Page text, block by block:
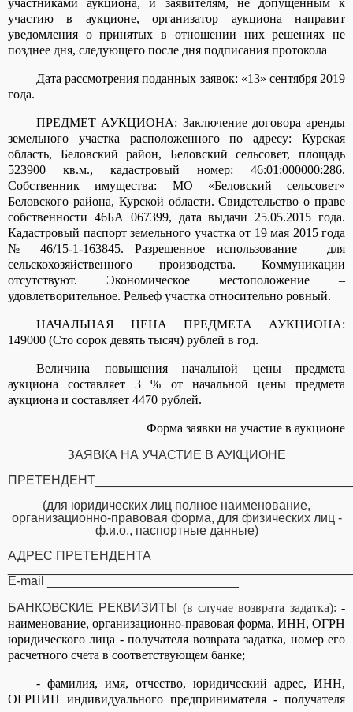
участниками аукциона, и заявителям, не допущенным к
участию в аукционе, организатор аукциона направит
уведомления о принятых в отношении них решениях не
позднее дня, следующего после дня подписания протокола
Дата рассмотрения поданных заявок: «13» сентября 2019
года.
ПРЕДМЕТ АУКЦИОНА: Заключение договора аренды
земельного участка расположенного по адресу: Курская
область, Беловский район, Беловский сельсовет, площадь
523900 кв.м., кадастровый номер: 46:01:000000:286.
Собственник имущества: МО «Беловский сельсовет»
Беловского района, Курской области. Свидетельство о праве
собственности 46БА 067399, дата выдачи 25.05.2015 года.
Кадастровый паспорт земельного участка от 19 мая 2015 года
№ 46/15-1-163845. Разрешенное использование – для
сельскохозяйственного производства. Коммуникации
отсутствуют. Экономическое местоположение –
удовлетворительное. Рельеф участка относительно ровный.
НАЧАЛЬНАЯ ЦЕНА ПРЕДМЕТА АУКЦИОНА:
149000 (Сто сорок девять тысяч) рублей в год.
Величина повышения начальной цены предмета
аукциона составляет 3 % от начальной цены предмета
аукциона и составляет 4470 рублей.
Форма заявки на участие в аукционе
ЗАЯВКА НА УЧАСТИЕ В АУКЦИОНЕ
ПРЕТЕНДЕНТ
(для юридических лиц полное наименование,
организационно-правовая форма, для физических лиц -
ф.и.о., паспортные данные)
АДРЕС ПРЕТЕНДЕНТА
E-mail
БАНКОВСКИЕ РЕКВИЗИТЫ (в случае возврата задатка):-
наименование, организационно-правовая форма, ИНН, ОГРН
юридического лица - получателя возврата задатка, номер его
расчетного счета в соответствующем банке;
- фамилия, имя, отчество, юридический адрес, ИНН,
ОГРНИП индивидуального предпринимателя - получателя